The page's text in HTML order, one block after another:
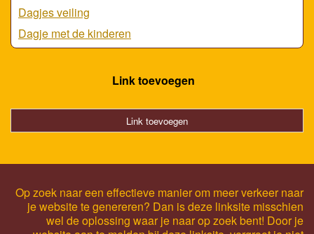
Dagjes veiling
Dagje met de kinderen
Link toevoegen
Link toevoegen
Op zoek naar een effectieve manier om meer verkeer naar
je website te genereren? Dan is deze linksite misschien
wel de oplossing waar je naar op zoek bent! Door je